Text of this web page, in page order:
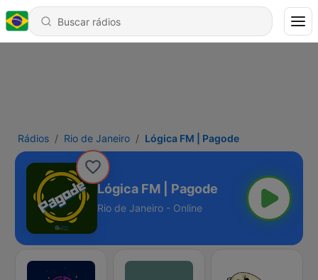
Rádios Rio de Janeiro Lógica FM | Pagode
Lógica FM | Pagode
Rio de Janeiro - Online